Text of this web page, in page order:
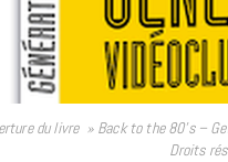
du livre » Back to the 80’s –
Droits